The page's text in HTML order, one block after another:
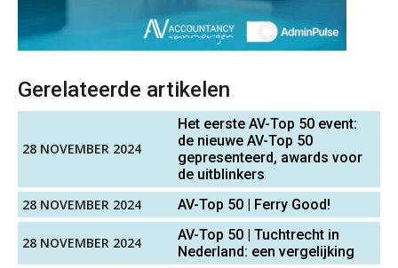
Gerelateerde artikelen
28 NOVEMBER 2024
Het eerste AV-Top 50 event:
de nieuwe AV-Top 50
gepresenteerd, awards voor
de uitblinkers
28 NOVEMBER 2024
AV-Top 50 | Ferry Good!
28 NOVEMBER 2024
AV-Top 50 | Tuchtrecht in
Nederland: een vergelijking
Microsoft Copilot gebruiken? Zorg
dat je eerst SharePoint op orde hebt
Terug naar het ambacht
Cyberbeveiligingswet definitief: dit
moet je accountantskantoor vóór 15
augustus geregeld hebben
Waarom SharePoint en Copilot je de
inzichten op klantdossiers schuldig
blijven
“Waarom CRM in de accountancy
vaak meer ruis dan overzicht brengt”
Klantadviseur Accountancy (32-40 uur)
Finnerz
Accountant Agri & Food – Gorinchem
(Senior) Assistent Accountant Audit , Cooster
Coaching Accountants – Bilthoven/Barneveld
PIA Group